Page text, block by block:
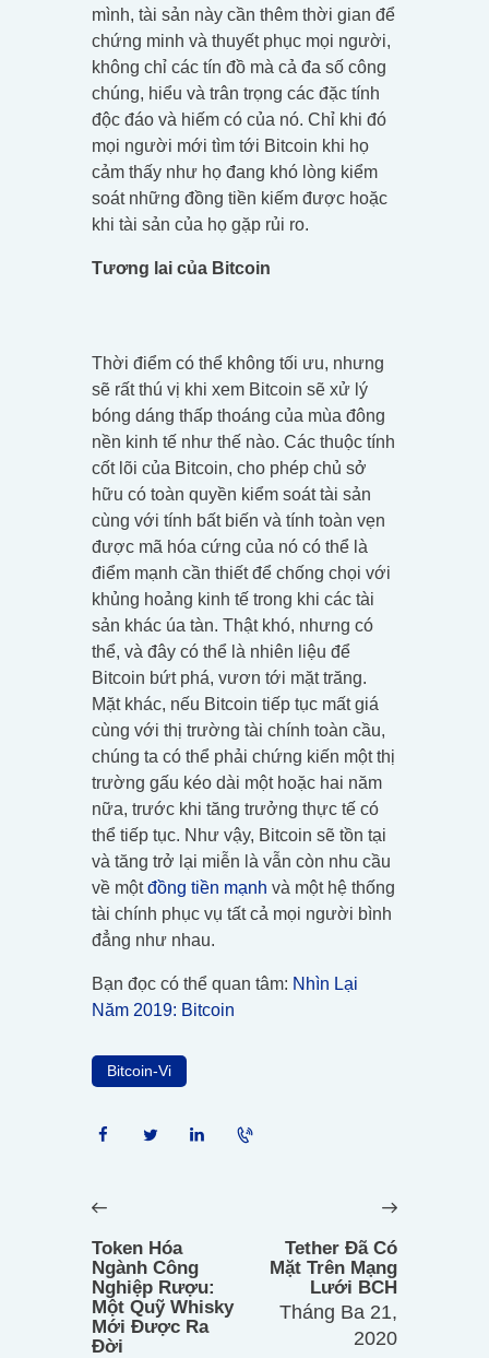
mình, tài sản này cần thêm thời gian để
chứng minh và thuyết phục mọi người,
không chỉ các tín đồ mà cả đa số công
chúng, hiểu và trân trọng các đặc tính
độc đáo và hiếm có của nó. Chỉ khi đó
mọi người mới tìm tới Bitcoin khi họ
cảm thấy như họ đang khó lòng kiểm
soát những đồng tiền kiếm được hoặc
khi tài sản của họ gặp rủi ro.
Tương lai của Bitcoin
Thời điểm có thể không tối ưu, nhưng
sẽ rất thú vị khi xem Bitcoin sẽ xử lý
bóng dáng thấp thoáng của mùa đông
nền kinh tế như thế nào. Các thuộc tính
cốt lõi của Bitcoin, cho phép chủ sở
hữu có toàn quyền kiểm soát tài sản
cùng với tính bất biến và tính toàn vẹn
được mã hóa cứng của nó có thể là
điểm mạnh cần thiết để chống chọi với
khủng hoảng kinh tế trong khi các tài
sản khác úa tàn. Thật khó, nhưng có
thể, và đây có thể là nhiên liệu để
Bitcoin bứt phá, vươn tới mặt trăng.
Mặt khác, nếu Bitcoin tiếp tục mất giá
cùng với thị trường tài chính toàn cầu,
chúng ta có thể phải chứng kiến một thị
trường gấu kéo dài một hoặc hai năm
nữa, trước khi tăng trưởng thực tế có
thể tiếp tục. Như vậy, Bitcoin sẽ tồn tại
và tăng trở lại miễn là vẫn còn nhu cầu
về mộtđồng tiền mạnh và một hệ thống
tài chính phục vụ tất cả mọi người bình
đẳng như nhau.
Bạn đọc có thể quan tâm: Nhìn Lại
Năm 2019: Bitcoin
Bitcoin-Vi
hướng
bài
viết
post:
Token Hóa
Ngành Công
Nghiệp Rượu:
Một Quỹ Whisky
Mới Được Ra
Đời
Tether Đã Có
Mặt Trên Mạng
Lưới BCH
Tháng Ba 21,
2020